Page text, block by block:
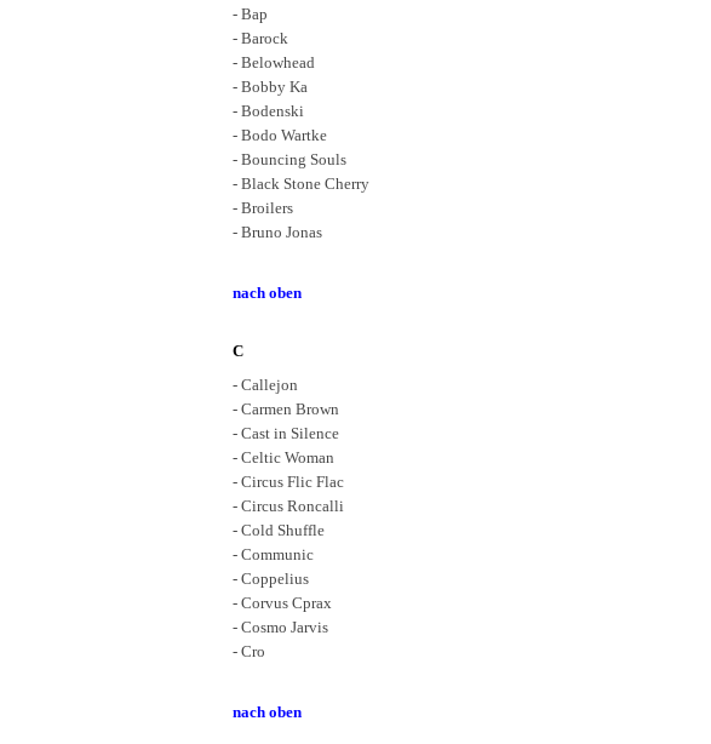
- Bap
- Barock
- Belowhead
- Bobby Ka
- Bodenski
- Bodo Wartke
- Bouncing Souls
- Black Stone Cherry
- Broilers
- Bruno Jonas
nach oben
C
- Callejon
- Carmen Brown
- Cast in Silence
- Celtic Woman
- Circus Flic Flac
- Circus Roncalli
- Cold Shuffle
- Communic
- Coppelius
- Corvus Cprax
- Cosmo Jarvis
- Cro
nach oben